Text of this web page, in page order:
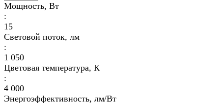
Мощность, Вт
:
15
Световой поток, лм
:
1 050
Цветовая температура, К
:
4 000
Энергоэффективность, лм/Вт